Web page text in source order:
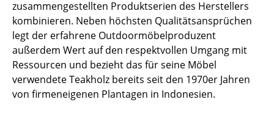
Kissen
Teppiche
Vorhänge
... alle Accessoires
zusammengestellten Produktserien des Herstellers
kombinieren. Neben höchsten Qualitätsansprüchen
legt der erfahrene Outdoormöbelproduzent
außerdem Wert auf den respektvollen Umgang mit
Ressourcen und bezieht das für seine Möbel
verwendete Teakholz bereits seit den 1970er Jahren
von firmeneigenen Plantagen in Indonesien.